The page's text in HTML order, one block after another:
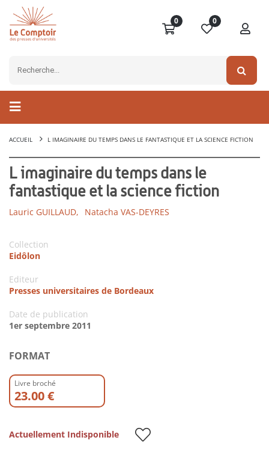
0 0
ACCUEIL L IMAGINAIRE DU TEMPS DANS LE FANTASTIQUE ET LA SCIENCE FICTION
L imaginaire du temps dans le
fantastique et la science fiction
Lauric GUILLAUD, Natacha VAS-DEYRES
Collection
Eidôlon
Editeur
Presses universitaires de Bordeaux
Date de publication
1er septembre 2011
FORMAT
Livre broché
23.00 €
Actuellement Indisponible